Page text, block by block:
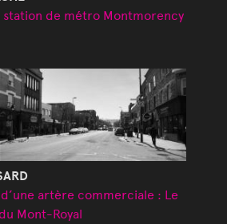
station de métro Montmorency
artère commerciale : Le
Mont-Royal